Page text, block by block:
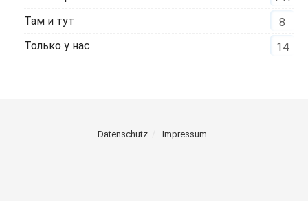
Там и тут
8
Только у нас
14
Datenschutz Impressum